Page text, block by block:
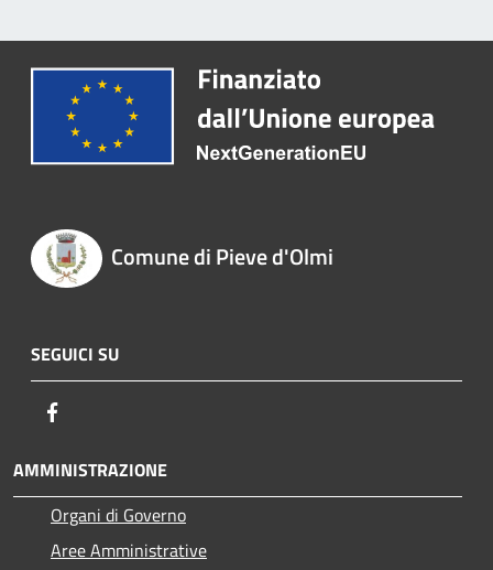
Comune di Pieve d'Olmi
SEGUICI SU
AMMINISTRAZIONE
Organi di Governo
Aree Amministrative